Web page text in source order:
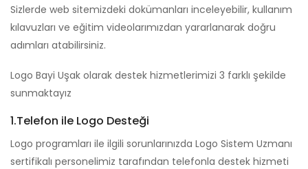
Sizlerde web sitemizdeki dokümanları inceleyebilir, kullanım
kılavuzları ve eğitim videolarımızdan yararlanarak doğru
adımları atabilirsiniz.
Logo Bayi Uşak olarak destek hizmetlerimizi 3 farklı şekilde
sunmaktayız
1.Telefon ile Logo Desteği
Logo programları ile ilgili sorunlarınızda Logo Sistem Uzmanı
sertifikalı personelimiz tarafından telefonla destek hizmeti